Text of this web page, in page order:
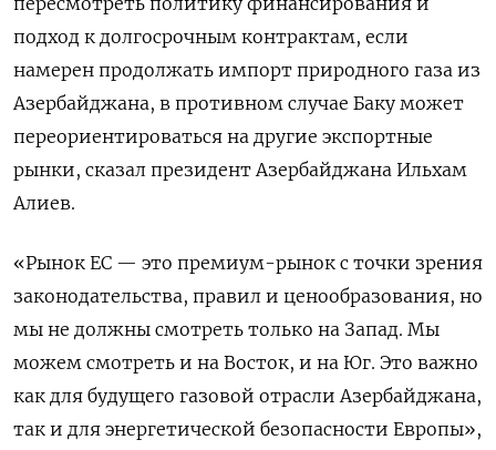
подход к долгосрочным контрактам, если
намерен продолжать импорт природного газа из
Азербайджана, в противном случае Баку может
переориентироваться на другие экспортные
рынки, сказал президент Азербайджана Ильхам
Алиев.
«Рынок ЕС — это премиум-рынок с точки зрения
законодательства, правил и ценообразования, но
мы не должны смотреть только на Запад. Мы
можем смотреть и на Восток, и на Юг. Это важно
как для будущего газовой отрасли Азербайджана,
так и для энергетической безопасности Европы»,